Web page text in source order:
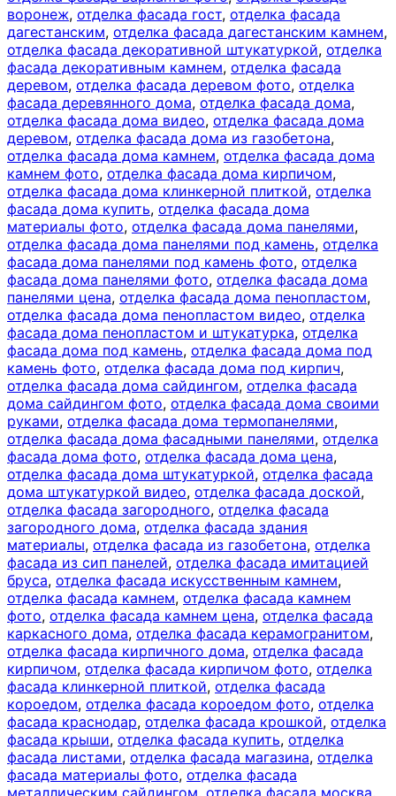
воронеж, отделка фасада гост, отделка фасада
дагестанским, отделка фасада дагестанским камнем,
отделка фасада декоративной штукатуркой, отделка
фасада декоративным камнем, отделка фасада
деревом, отделка фасада деревом фото, отделка
фасада деревянного дома, отделка фасада дома,
отделка фасада дома видео, отделка фасада дома
деревом, отделка фасада дома из газобетона,
отделка фасада дома камнем, отделка фасада дома
камнем фото, отделка фасада дома кирпичом,
отделка фасада дома клинкерной плиткой, отделка
фасада дома купить, отделка фасада дома
материалы фото, отделка фасада дома панелями,
отделка фасада дома панелями под камень, отделка
фасада дома панелями под камень фото, отделка
фасада дома панелями фото, отделка фасада дома
панелями цена, отделка фасада дома пенопластом,
отделка фасада дома пенопластом видео, отделка
фасада дома пенопластом и штукатурка, отделка
фасада дома под камень, отделка фасада дома под
камень фото, отделка фасада дома под кирпич,
отделка фасада дома сайдингом, отделка фасада
дома сайдингом фото, отделка фасада дома своими
руками, отделка фасада дома термопанелями,
отделка фасада дома фасадными панелями, отделка
фасада дома фото, отделка фасада дома цена,
отделка фасада дома штукатуркой, отделка фасада
дома штукатуркой видео, отделка фасада доской,
отделка фасада загородного, отделка фасада
загородного дома, отделка фасада здания
материалы, отделка фасада из газобетона, отделка
фасада из сип панелей, отделка фасада имитацией
бруса, отделка фасада искусственным камнем,
отделка фасада камнем, отделка фасада камнем
фото, отделка фасада камнем цена, отделка фасада
каркасного дома, отделка фасада керамогранитом,
отделка фасада кирпичного дома, отделка фасада
кирпичом, отделка фасада кирпичом фото, отделка
фасада клинкерной плиткой, отделка фасада
короедом, отделка фасада короедом фото, отделка
фасада краснодар, отделка фасада крошкой, отделка
фасада крыши, отделка фасада купить, отделка
фасада листами, отделка фасада магазина, отделка
фасада материалы фото, отделка фасада
металлическим сайдингом, отделка фасада москва,